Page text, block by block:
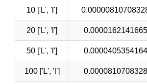
10 ['L', 'l']
20 ['L', 'l']
50 ['L', 'l']
100 ['L', 'l']